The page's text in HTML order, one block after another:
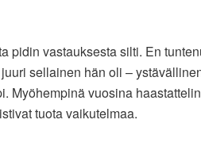
pidin vastauksesta silti. En
sellainen hän oli –
Myöhempinä vuosina
tuota vaikutelmaa.